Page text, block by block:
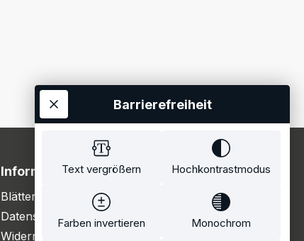
Information
Blätterkatalog
Datenschutzerklärung
Widerrufsbelehrung
Text vergrößern Hochkontrastmodus
Farben invertieren Monochrom
Barrierefreiheit